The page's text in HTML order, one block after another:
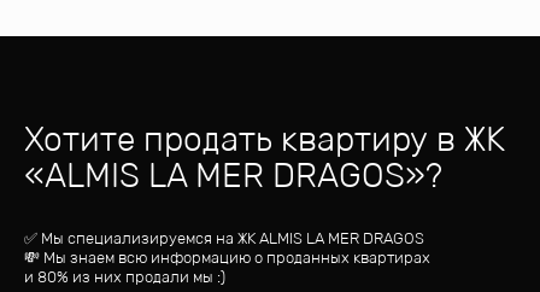
Хотите продать квартиру в ЖК
«ALMIS LA MER DRAGOS»?
✅ Мы специализируемся на ЖКALMIS LA MER DRAGOS
💸 Мы знаем всю информацию о проданных квартирах
и 80% из них продали мы :)